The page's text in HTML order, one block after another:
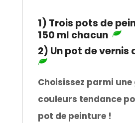
1) Trois pots de
150 ml chacun
2) Un pot de vernis
Choisissez parmi une
couleurs tendance
pot de peinture !